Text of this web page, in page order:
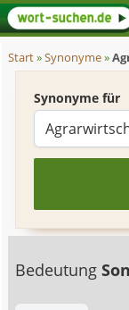
Start»Synonyme»
Synonyme für
Bedeutung